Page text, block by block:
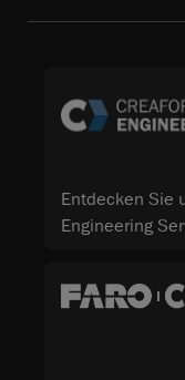
Entdecken Sie
Engineering